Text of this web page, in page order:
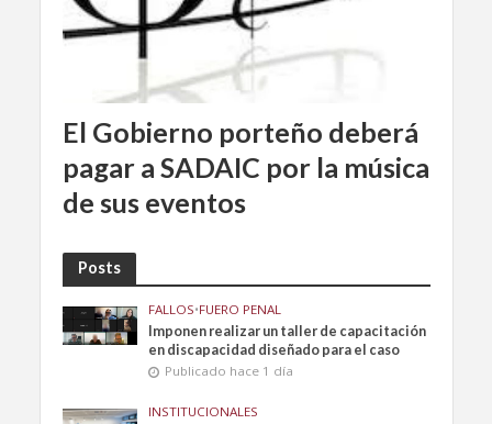
El Gobierno porteño deberá
pagar a SADAIC por la música
de sus eventos
Posts
FALLOS•FUERO PENAL
Imponen realizar un taller de capacitación
en discapacidad diseñado para el caso
Publicado hace 1 día
INSTITUCIONALES